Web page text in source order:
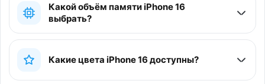
Какой объём памяти iPhone 16
выбрать?
Какие цвета iPhone 16 доступны?